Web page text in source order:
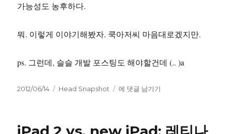
가능성도 농후하다.
뭐. 이렇게 이야기해봤자. 쿡아저씨 마음대로겠지만.
ps. 그런데, 슬슬 개발 포스팅도 해야할건데 (.. )a
작
2012/06/14
카
Head Snapshot
Macbook
나:
에 댓글 남기기